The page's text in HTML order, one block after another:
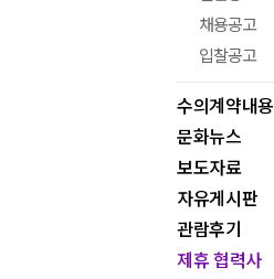
채용공고
입찰공고
수의계약내용
문화뉴스
보도자료
자유게시판
관람후기
제휴 협력사